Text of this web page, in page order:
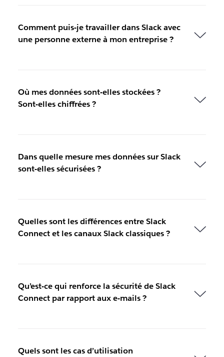
Comment puis-je travailler dans Slack avec
une personne externe à mon entreprise ?
Où mes données sont-elles stockées ?
Sont-elles chiffrées ?
Dans quelle mesure mes données sur Slack
sont-elles sécurisées ?
Quelles sont les différences entre Slack
Connect et les canaux Slack classiques ?
Qu’est-ce qui renforce la sécurité de Slack
Connect par rapport aux e-mails ?
Quels sont les cas d’utilisation